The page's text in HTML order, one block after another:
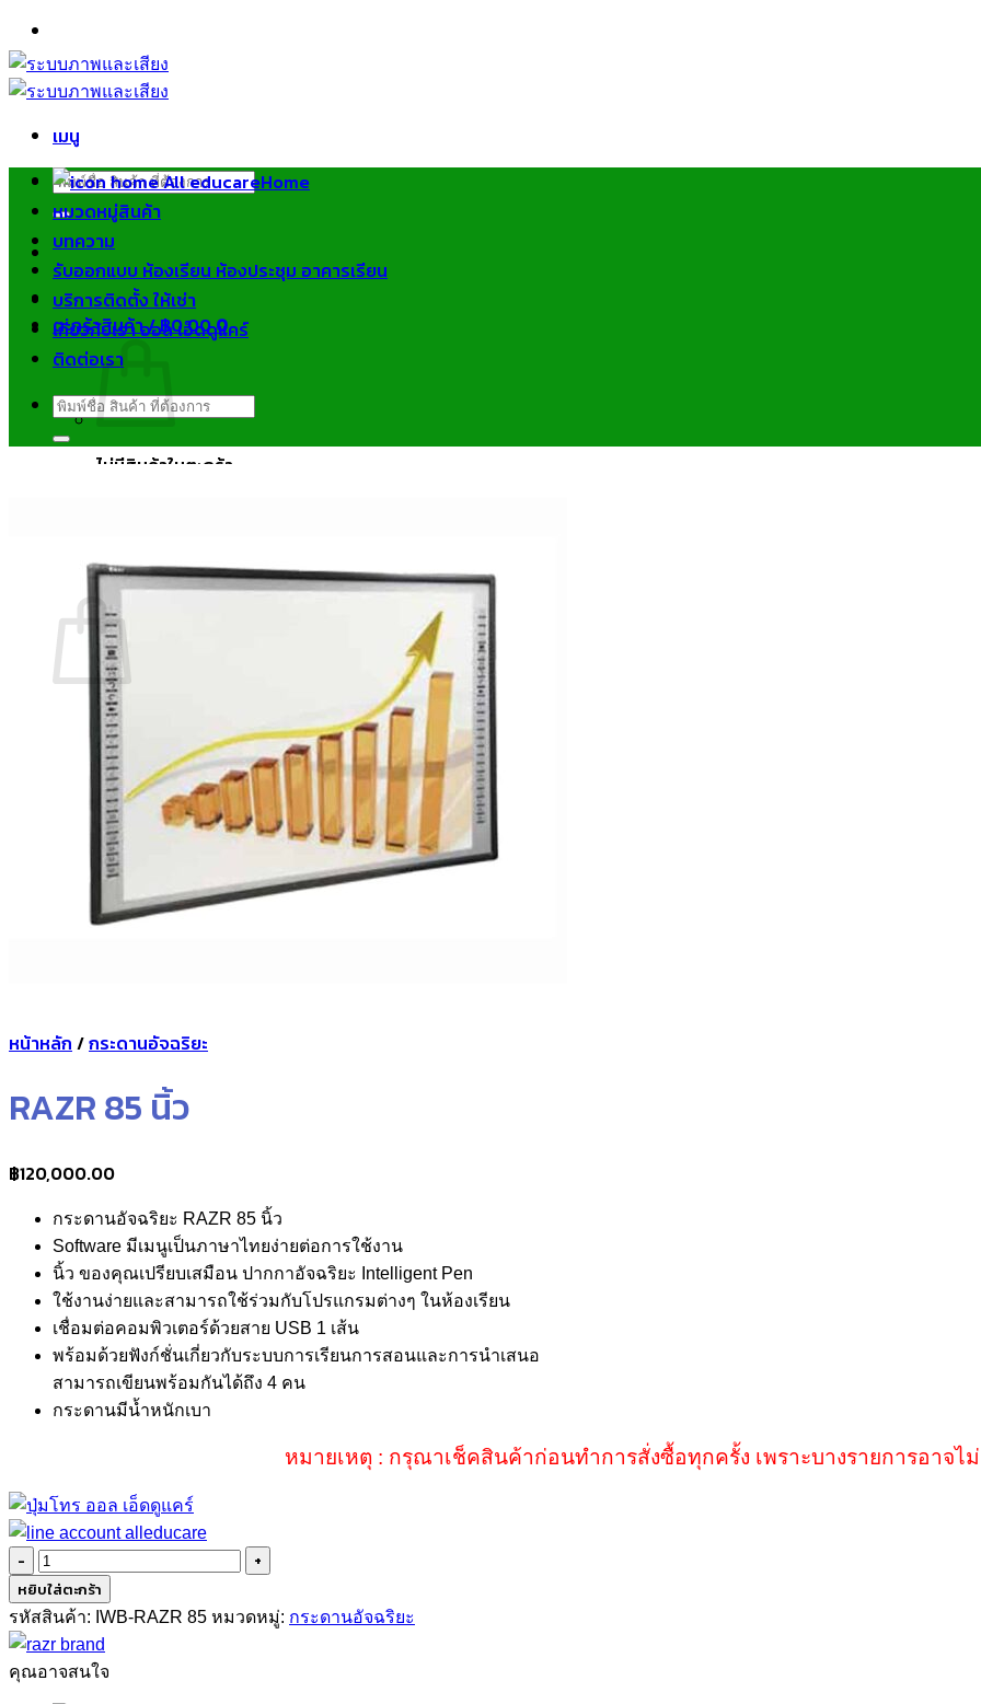
ข้าม
ไป
ยัง
เมนู
ค้นหา:
ตะกร้าสินค้า /฿0.000
ไม่มีสินค้าในตะกร้า
ตะกร้าสินค้า
ไม่มีสินค้าในตะกร้า
กลับสู่หน้าร้านค้า
Home
หมวดหมู่สินค้า
บทความ
รับออกแบบ ห้องเรียน ห้องประชุม อาคารเรียน
บริการติดตั้ง ให้เช่า
เกี่ยวกับเรา ออล เอ็ดดูแคร์
ติดต่อเรา
ค้นหา:
หน้าหลัก /กระดานอัจฉริยะ
RAZR 85 นิ้ว
฿120,000.00
กระดานอัจฉริยะ RAZR 85 นิ้ว
Software มีเมนูเป็นภาษาไทยง่ายต่อการใช้งาน
นิ้ว ของคุณเปรียบเสมือน ปากกาอัจฉริยะ Intelligent Pen
ใช้งานง่ายและสามารถใช้ร่วมกับโปรแกรมต่างๆ ในห้องเรียน
เชื่อมต่อคอมพิวเตอร์ด้วยสาย USB 1 เส้น
พร้อมด้วยฟังก์ชั่นเกี่ยวกับระบบการเรียนการสอนและการนำเสนอ
สามารถเขียนพร้อมกันได้ถึง 4 คน
กระดานมีน้ำหนักเบา
หมายเหตุ : กรุณาเช็คสินค้าก่อนทำการสั่งซื้อทุกครั้ง เพราะบางรายการอาจ
จำนวน
RAZR
85
นิ้ว
ชิ้น
หยิบใส่ตะกร้า
รหัสสินค้า: IWB-RAZR 85 หมวดหมู่: กระดานอัจฉริยะ
คุณอาจสนใจ